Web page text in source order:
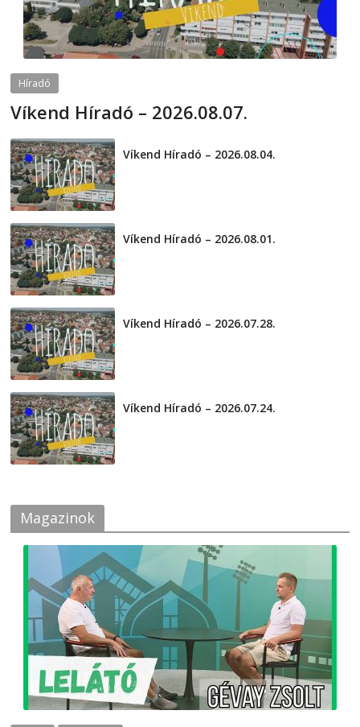
Híradó
Víkend Híradó – 2026.08.07.
Víkend Híradó – 2026.08.04.
Víkend Híradó – 2026.08.01.
Víkend Híradó – 2026.07.28.
Víkend Híradó – 2026.07.24.
Magazinok